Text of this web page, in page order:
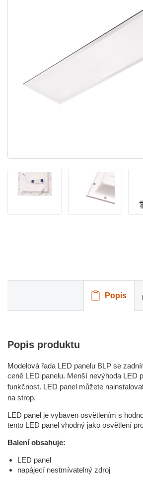
Popis
Popis produktu
Modelová řada LED panelu BLP se
ceně LED panelu. Menší nevýhoda LED
funkčnost. LED panel můžete
na strop.
LED panel je vybaven osvětlením s
tento LED panel vhodný jako osvětlení
Balení obsahuje:
LED panel
napájecí nestmívatelný zdroj